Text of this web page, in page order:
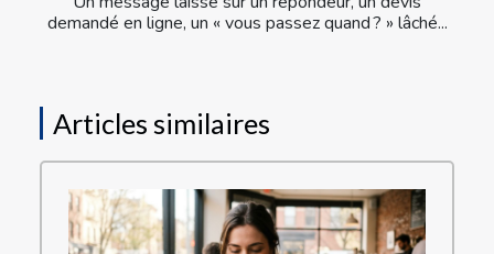
demandé en ligne, un « vous passez quand ? » lâché...
Articles similaires